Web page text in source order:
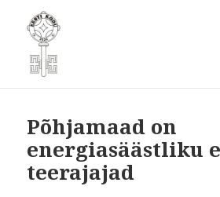
MTÜ
Põhjamaad on
energiasäästliku
teerajajad